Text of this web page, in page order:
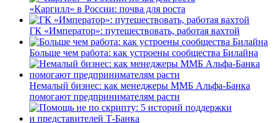
«Каргилл» в России: почва для роста
ГК «Император»: путешествовать, работая вахтой
Больше чем работа: как устроены сообщества Билайна
Немалый бизнес: как менеджеры ММБ Альфа-Банка
помогают предпринимателям расти